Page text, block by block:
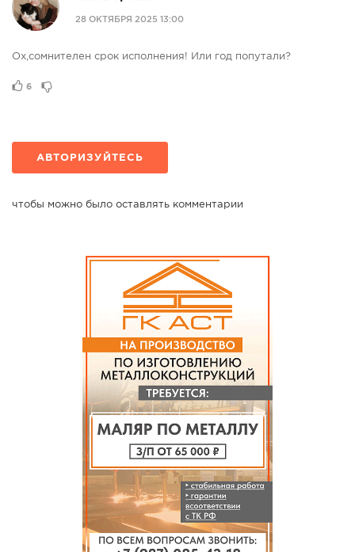
28 ОКТЯБРЯ 2025 13:00
Ох,сомнителен срок исполнения! Или год попутали?
6
АВТОРИЗУЙТЕСЬ
чтобы можно было оставлять комментарии